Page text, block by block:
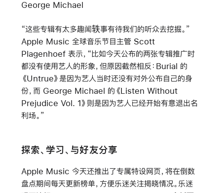
George Michael
“这些专辑有太多趣闻轶事有待我们的听众去挖掘。”
Apple Music 全球音乐节目主管 Scott
Plagenhoef 表示，“比如今天公布的两张专辑推广时
都没有使用艺人的形象，但原因截然相反：Burial 的
《Untrue》 是因为艺人当时还没有对外公布自己的身
份，而 George Michael 的 《Listen Without
Prejudice Vol. 1》 则是因为艺人已经开始有意退出名
利场。”
探索、学习、与好友分享
Apple Music 今天还推出了专属特设网页，将在倒数
盘点期间每天更新榜单，方便乐迷关注揭晓情况。乐迷